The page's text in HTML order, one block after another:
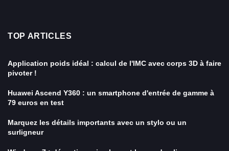
TOP ARTICLES
Application poids idéal : calcul de l'IMC avec corps 3D à faire
pivoter !
Huawei Ascend Y360 : un smartphone d'entrée de gamme à
79 euros en test
Marquez les détails importants avec un stylo ou un
surligneur